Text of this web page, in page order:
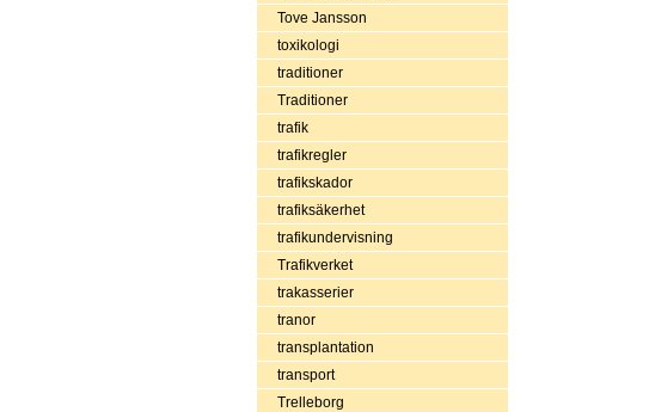
Tove Jansson
toxikologi
traditioner
Traditioner
trafik
trafikregler
trafikskador
trafiksäkerhet
trafikundervisning
Trafikverket
trakasserier
tranor
transplantation
transport
Trelleborg